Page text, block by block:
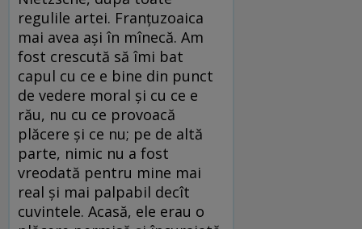
regulile artei. Franţuzoaica
mai avea aşi în mînecă. Am
fost crescută să îmi bat
capul cu ce e bine din punct
de vedere moral şi cu ce e
rău, nu cu ce provoacă
plăcere şi ce nu; pe de altă
parte, nimic nu a fost
vreodată pentru mine mai
real şi mai palpabil decît
cuvintele. Acasă, ele erau o